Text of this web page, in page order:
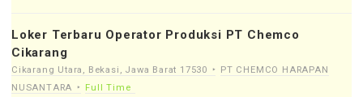
Loker Terbaru Operator Produksi PT Chemco
Cikarang
Cikarang Utara, Bekasi, Jawa Barat 17530
PT CHEMCO HARAPAN
NUSANTARA
Full Time